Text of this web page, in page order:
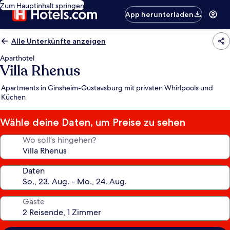
Zum Hauptinhalt springen
App herunterladen
Alle Unterkünfte anzeigen
Aparthotel
Villa Rhenus
Apartments in Ginsheim-Gustavsburg mit privaten Whirlpools und
Küchen
Wähle deine Daten, um Preise zu sehen
Wo soll’s hingehen?
Daten
Gäste